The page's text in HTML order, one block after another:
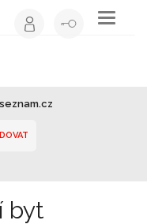
Toggle
byt